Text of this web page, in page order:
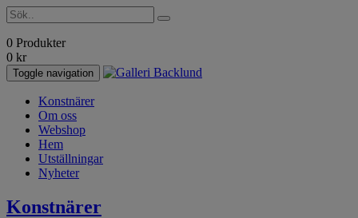
0 Produkter
0 kr
Toggle navigation
Konstnärer
Om oss
Webshop
Hem
Utställningar
Nyheter
Konstnärer